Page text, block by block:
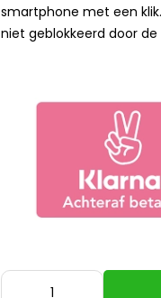
smartphone met een
niet geblokkeerd door de